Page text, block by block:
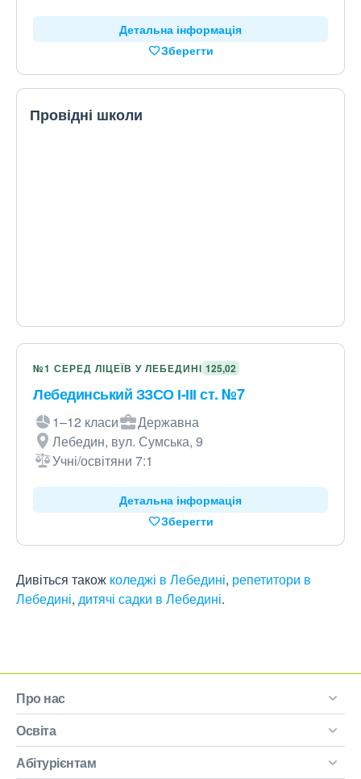
Детальна інформація
Зберегти
Провідні школи
№1 СЕРЕД ЛІЦЕЇВ У ЛЕБЕДИНІ 125,02
Лебединський ЗЗСО І-ІІІ ст. №7
1–12 класи
Державна
Лебедин, вул. Сумська, 9
Учні/освітяни 7:1
Детальна інформація
Зберегти
Дивіться також коледжі в Лебедині, репетитори в
Лебедині, дитячі садки в Лебедині.
Про нас
Освіта
Абітурієнтам